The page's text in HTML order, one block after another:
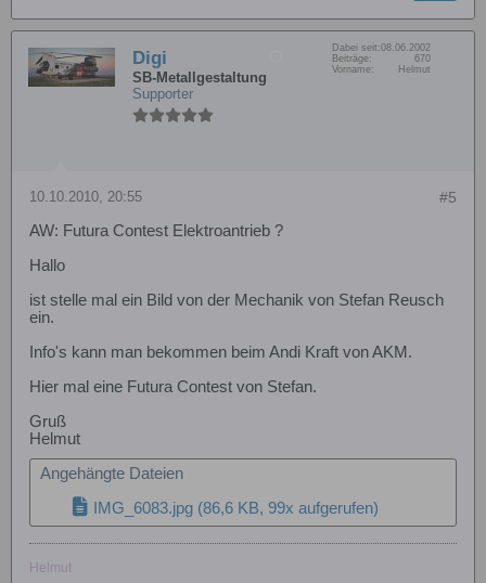
Digi
SB-Metallgestaltung
Supporter
Dabei seit:08.06.2002
Beiträge:
670
Vorname:
Helmut
#5
10.10.2010, 20:55
AW: Futura Contest Elektroantrieb ?
Hallo
ist stelle mal ein Bild von der Mechanik von Stefan Reusch
ein.
Info's kann man bekommen beim Andi Kraft von AKM.
Hier mal eine Futura Contest von Stefan.
Gruß
Helmut
Angehängte Dateien
IMG_6083.jpg (86,6 KB, 99x aufgerufen)
Helmut